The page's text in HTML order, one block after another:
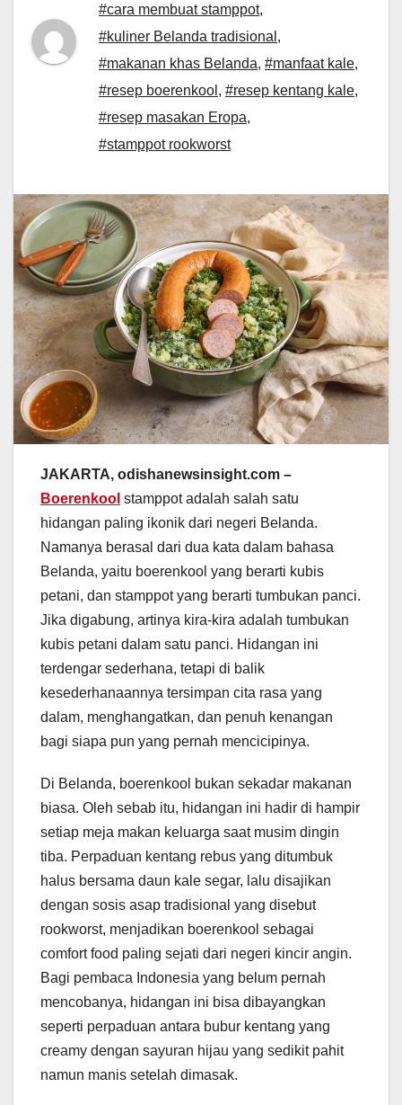
#cara membuat stamppot,
#kuliner Belanda tradisional ,
#makanan khas Belanda, #manfaat kale,
#resep boerenkool , #resep kentang kale,
#resep masakan Eropa,
#stamppot rookworst
JAKARTA, odishanewsinsight.com –
Boerenkool stamppot adalah salah satu
hidangan paling ikonik dari negeri Belanda.
Namanya berasal dari dua kata dalam bahasa
Belanda, yaitu boerenkool yang berarti kubis
petani, dan stamppot yang berarti tumbukan panci.
Jika digabung, artinya kira-kira adalah tumbukan
kubis petani dalam satu panci. Hidangan ini
terdengar sederhana, tetapi di balik
kesederhanaannya tersimpan cita rasa yang
dalam, menghangatkan, dan penuh kenangan
bagi siapa pun yang pernah mencicipinya.
Di Belanda, boerenkool bukan sekadar makanan
biasa. Oleh sebab itu, hidangan ini hadir di hampir
setiap meja makan keluarga saat musim dingin
tiba. Perpaduan kentang rebus yang ditumbuk
halus bersama daun kale segar, lalu disajikan
dengan sosis asap tradisional yang disebut
rookworst, menjadikan boerenkool sebagai
comfort food paling sejati dari negeri kincir angin.
Bagi pembaca Indonesia yang belum pernah
mencobanya, hidangan ini bisa dibayangkan
seperti perpaduan antara bubur kentang yang
creamy dengan sayuran hijau yang sedikit pahit
namun manis setelah dimasak.